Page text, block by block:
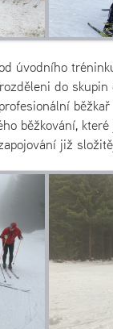
úvodního
do
běžkování,
již